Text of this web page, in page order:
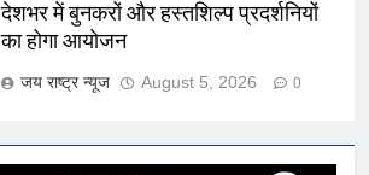
देशभर में बुनकरों और हस्तशिल्प प्रदर्शनियों
का होगा आयोजन
जय राष्ट्र न्यूज August 5, 2026 0